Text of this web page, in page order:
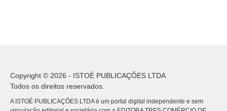
Copyright © 2026 - ISTOÉ PUBLICAÇÕES LTDA
Todos os direitos reservados.
A ISTOÉ PUBLICAÇÕES LTDA é um portal digital independente e sem